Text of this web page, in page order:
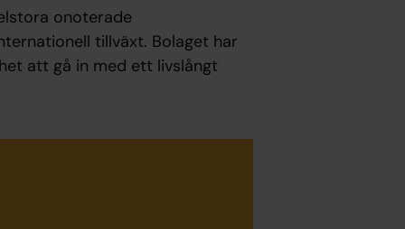
onoterade
tillväxt. Bolaget har
att gå in med ett livslångt